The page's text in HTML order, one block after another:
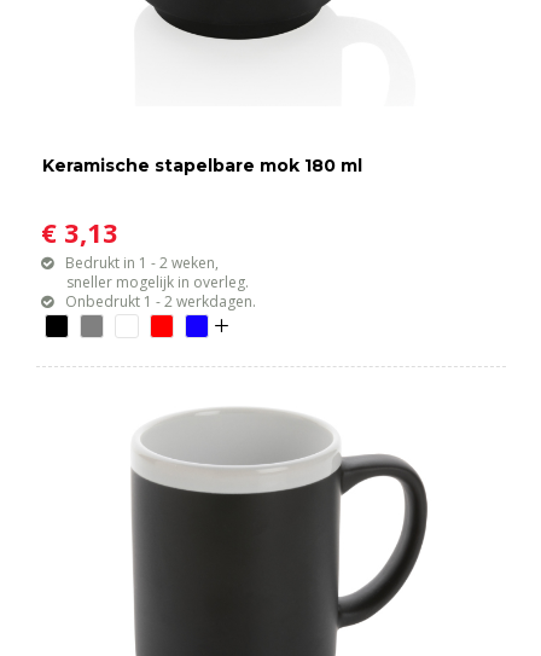
Keramische stapelbare mok 180 ml
€ 3,13
Bedrukt in 1 - 2 weken,
sneller mogelijk in overleg.
Onbedrukt 1 - 2 werkdagen.